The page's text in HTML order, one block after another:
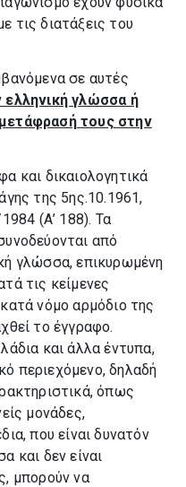
διατάξεις του
σε αυτές
ελληνική γλώσσα ή
τους στην
και δικαιολογητικά
της 5ης.10.1961,
(Α’ 188). Τα
από
γλώσσα, επικυρωμένη
τις κείμενες
νόμο αρμόδιο της
το έγγραφο.
και άλλα έντυπα,
περιεχόμενο, δηλαδή
όπως
μονάδες,
που είναι δυνατόν
και δεν είναι
μπορούν να